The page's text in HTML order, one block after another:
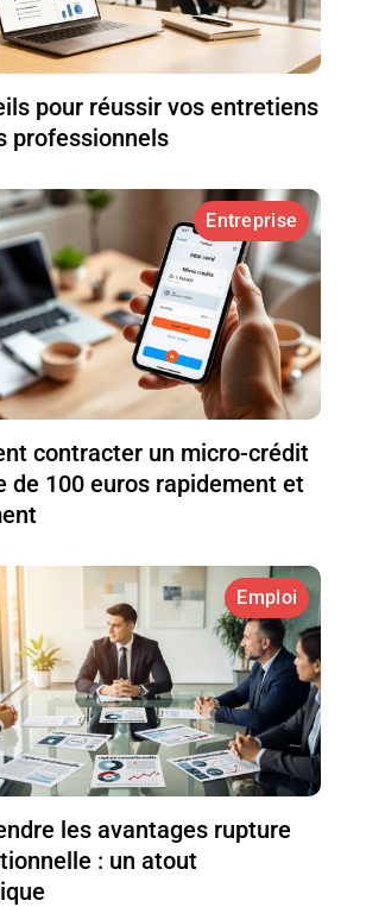
pour réussir vos entretiens
professionnels
Entreprise
contracter un micro-crédit
de 100 euros rapidement et
Emploi
les avantages rupture
: un atout